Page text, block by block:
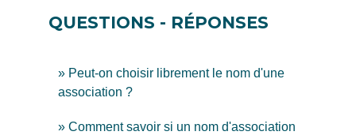
QUESTIONS - RÉPONSES
Peut-on choisir librement le nom d'une
association ?
Comment savoir si un nom d'association